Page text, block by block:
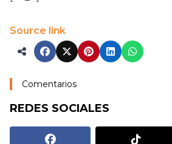
Source link
Comentarios
REDES SOCIALES